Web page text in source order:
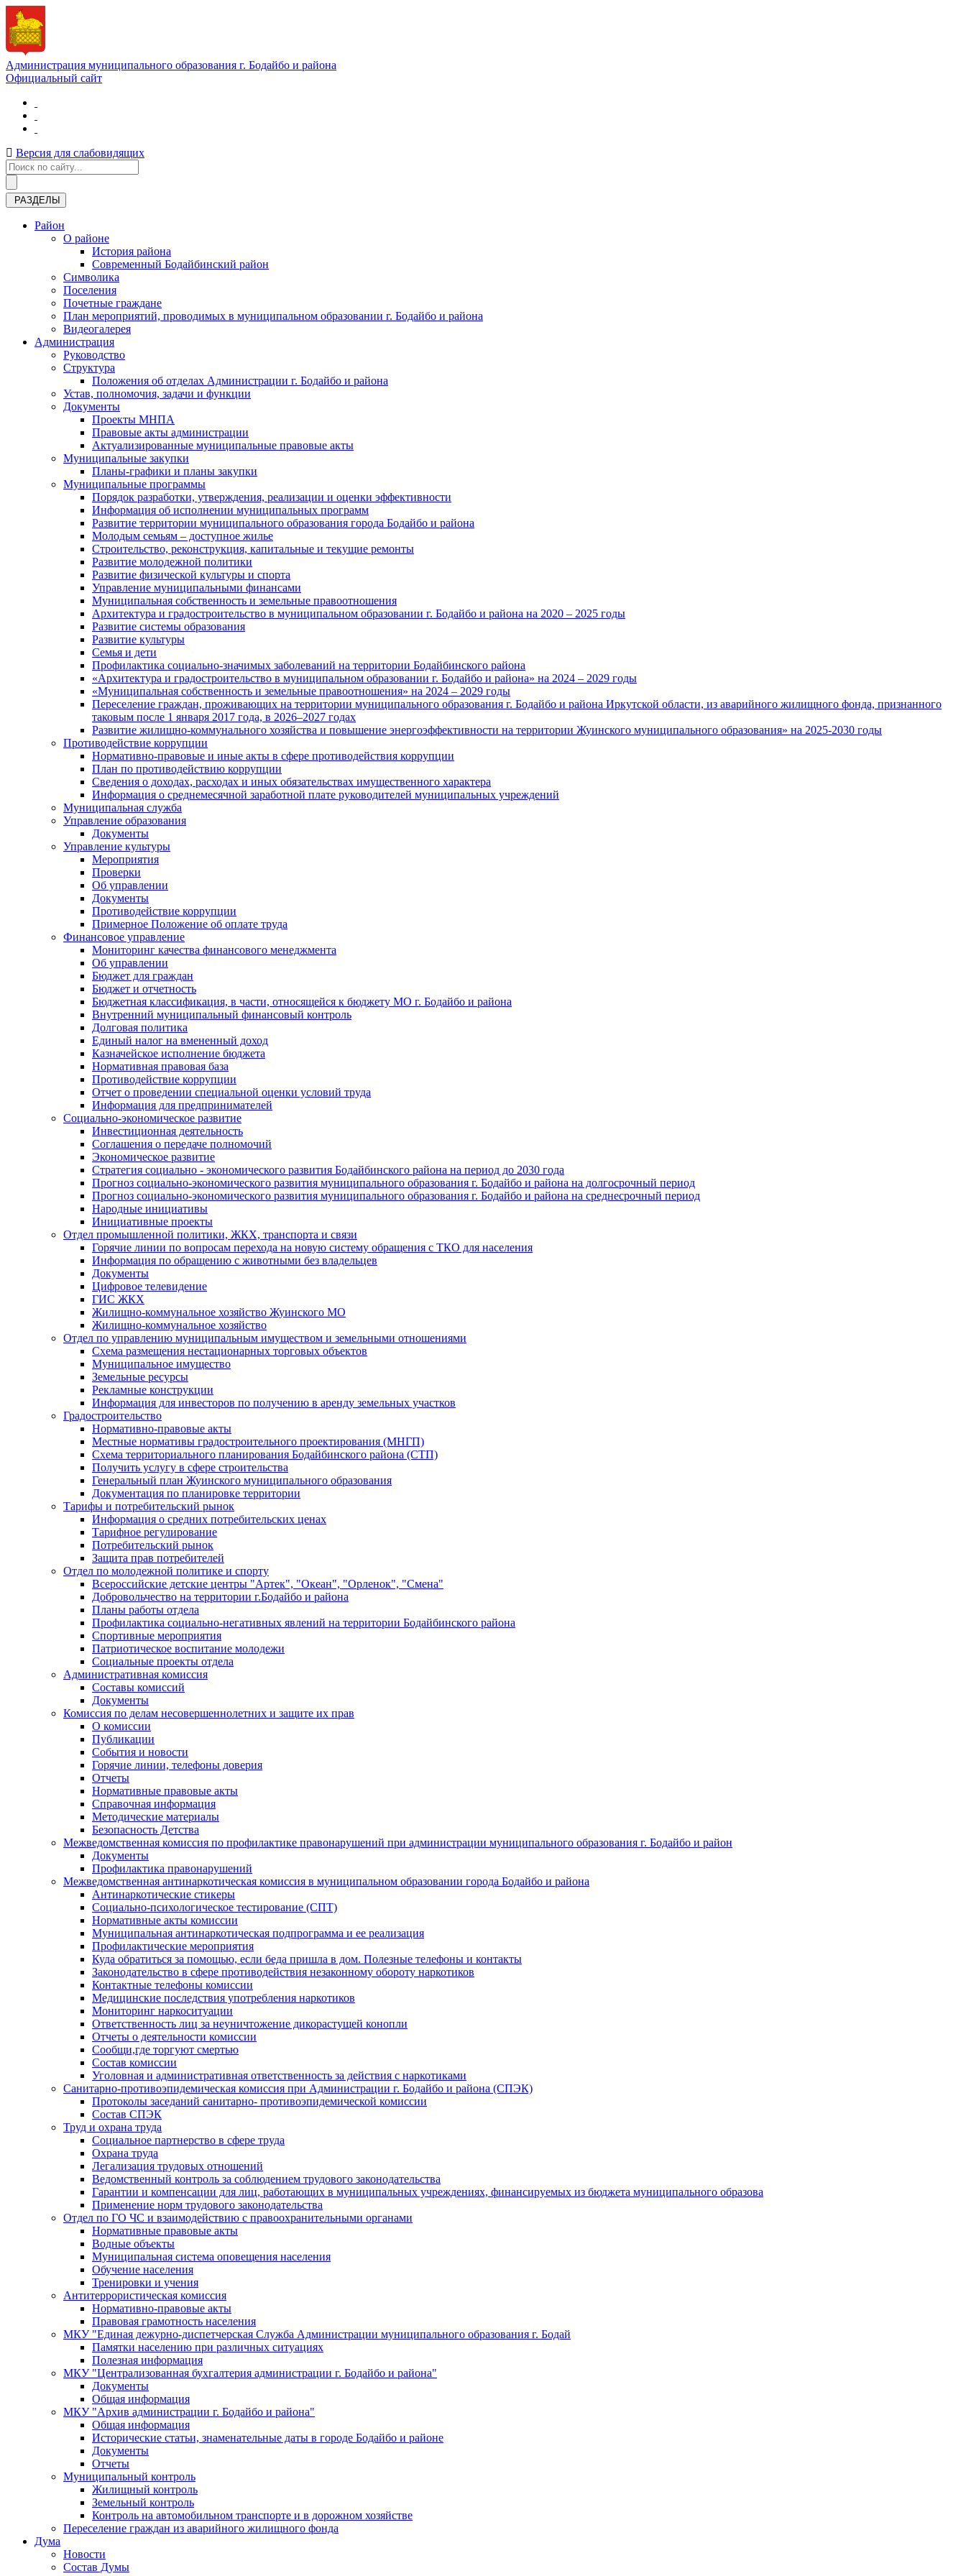
Администрация муниципального образования г. Бодайбо и района
Официальный сайт
Версия для слабовидящих
РАЗДЕЛЫ
Район
О районе
История района
Современный Бодайбинский район
Символика
Поселения
Почетные граждане
План мероприятий, проводимых в муниципальном образовании г. Бодайбо и района
Видеогалерея
Администрация
Руководство
Структура
Положения об отделах Администрации г. Бодайбо и района
Устав, полномочия, задачи и функции
Документы
Проекты МНПА
Правовые акты администрации
Актуализированные муниципальные правовые акты
Муниципальные закупки
Планы-графики и планы закупки
Муниципальные программы
Порядок разработки, утверждения, реализации и оценки эффективности
Информация об исполнении муниципальных программ
Развитие территории муниципального образования города Бодайбо и района
Молодым семьям – доступное жилье
Строительство, реконструкция, капитальные и текущие ремонты
Развитие молодежной политики
Развитие физической культуры и спорта
Управление муниципальными финансами
Муниципальная собственность и земельные правоотношения
Архитектура и градостроительство в муниципальном образовании г. Бодайбо и района на 2020 – 2025 годы
Развитие системы образования
Развитие культуры
Семья и дети
Профилактика социально-значимых заболеваний на территории Бодайбинского района
«Архитектура и градостроительство в муниципальном образовании г. Бодайбо и района» на 2024 – 2029 годы
«Муниципальная собственность и земельные правоотношения» на 2024 – 2029 годы
Переселение граждан, проживающих на территории муниципального образования г. Бодайбо и района Иркутской области, из аварийного жилищного фонда, признанного
таковым после 1 января 2017 года, в 2026–2027 годах
Развитие жилищно-коммунального хозяйства и повышение энергоэффективности на территории Жуинского муниципального образования» на 2025-2030 годы
Противодействие коррупции
Нормативно-правовые и иные акты в сфере противодействия коррупции
План по противодействию коррупции
Сведения о доходах, расходах и иных обязательствах имущественного характера
Информация о среднемесячной заработной плате руководителей муниципальных учреждений
Муниципальная служба
Управление образования
Документы
Управление культуры
Мероприятия
Проверки
Об управлении
Документы
Противодействие коррупции
Примерное Положение об оплате труда
Финансовое управление
Мониторинг качества финансового менеджмента
Об управлении
Бюджет для граждан
Бюджет и отчетность
Бюджетная классификация, в части, относящейся к бюджету МО г. Бодайбо и района
Внутренний муниципальный финансовый контроль
Долговая политика
Единый налог на вмененный доход
Казначейское исполнение бюджета
Нормативная правовая база
Противодействие коррупции
Отчет о проведении специальной оценки условий труда
Информация для предпринимателей
Социально-экономическое развитие
Инвестиционная деятельность
Соглашения о передаче полномочий
Экономическое развитие
Стратегия социально - экономического развития Бодайбинского района на период до 2030 года
Прогноз социально-экономического развития муниципального образования г. Бодайбо и района на долгосрочный период
Прогноз социально-экономического развития муниципального образования г. Бодайбо и района на среднесрочный период
Народные инициативы
Инициативные проекты
Отдел промышленной политики, ЖКХ, транспорта и связи
Горячие линии по вопросам перехода на новую систему обращения с ТКО для населения
Информация по обращению с животными без владельцев
Документы
Цифровое телевидение
ГИС ЖКХ
Жилищно-коммунальное хозяйство Жуинского МО
Жилищно-коммунальное хозяйство
Отдел по управлению муниципальным имуществом и земельными отношениями
Схема размещения нестационарных торговых объектов
Муниципальное имущество
Земельные ресурсы
Рекламные конструкции
Информация для инвесторов по получению в аренду земельных участков
Градостроительство
Нормативно-правовые акты
Местные нормативы градостроительного проектирования (МНГП)
Схема территориального планирования Бодайбинского района (СТП)
Получить услугу в сфере строительства
Генеральный план Жуинского муниципального образования
Документация по планировке территории
Тарифы и потребительский рынок
Информация о средних потребительских ценах
Тарифное регулирование
Потребительский рынок
Защита прав потребителей
Отдел по молодежной политике и спорту
Всероссийские детские центры "Артек", "Океан", "Орленок", "Смена"
Добровольчество на территории г.Бодайбо и района
Планы работы отдела
Профилактика социально-негативных явлений на территории Бодайбинского района
Спортивные мероприятия
Патриотическое воспитание молодежи
Социальные проекты отдела
Административная комиссия
Составы комиссий
Документы
Комиссия по делам несовершеннолетних и защите их прав
О комиссии
Публикации
События и новости
Горячие линии, телефоны доверия
Отчеты
Нормативные правовые акты
Справочная информация
Методические материалы
Безопасность Детства
Межведомственная комиссия по профилактике правонарушений при администрации муниципального образования г. Бодайбо и район
Документы
Профилактика правонарушений
Межведомственная антинаркотическая комиссия в муниципальном образовании города Бодайбо и района
Антинаркотические стикеры
Социально-психологическое тестирование (СПТ)
Нормативные акты комиссии
Муниципальная антинаркотическая подпрограмма и ее реализация
Профилактические мероприятия
Куда обратиться за помощью, если беда пришла в дом. Полезные телефоны и контакты
Законодательство в сфере противодействия незаконному обороту наркотиков
Контактные телефоны комиссии
Медицинские последствия употребления наркотиков
Мониторинг наркоситуации
Ответственность лиц за неуничтожение дикорастущей конопли
Отчеты о деятельности комиссии
Сообщи,где торгуют смертью
Состав комиссии
Уголовная и административная ответственность за действия с наркотиками
Санитарно-противоэпидемическая комиссия при Администрации г. Бодайбо и района (СПЭК)
Протоколы заседаний санитарно- противоэпидемической комиссии
Состав СПЭК
Труд и охрана труда
Социальное партнерство в сфере труда
Охрана труда
Легализация трудовых отношений
Ведомственный контроль за соблюдением трудового законодательства
Гарантии и компенсации для лиц, работающих в муниципальных учреждениях, финансируемых из бюджета муниципального образова
Применение норм трудового законодательства
Отдел по ГО ЧС и взаимодействию с правоохранительными органами
Нормативные правовые акты
Водные объекты
Муниципальная система оповещения населения
Обучение населения
Тренировки и учения
Антитеррористическая комиссия
Нормативно-правовые акты
Правовая грамотность населения
МКУ "Единая дежурно-диспетчерская Служба Администрации муниципального образования г. Бодай
Памятки населению при различных ситуациях
Полезная информация
МКУ "Централизованная бухгалтерия администрации г. Бодайбо и района"
Документы
Общая информация
МКУ "Архив администрации г. Бодайбо и района"
Общая информация
Исторические статьи, знаменательные даты в городе Бодайбо и районе
Документы
Отчеты
Муниципальный контроль
Жилищный контроль
Земельный контроль
Контроль на автомобильном транспорте и в дорожном хозяйстве
Переселение граждан из аварийного жилищного фонда
Дума
Новости
Состав Думы